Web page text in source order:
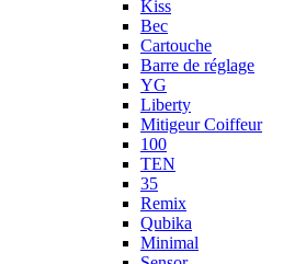
Kiss
Bec
Cartouche
Barre de réglage
YG
Liberty
Mitigeur Coiffeur
100
TEN
35
Remix
Qubika
Minimal